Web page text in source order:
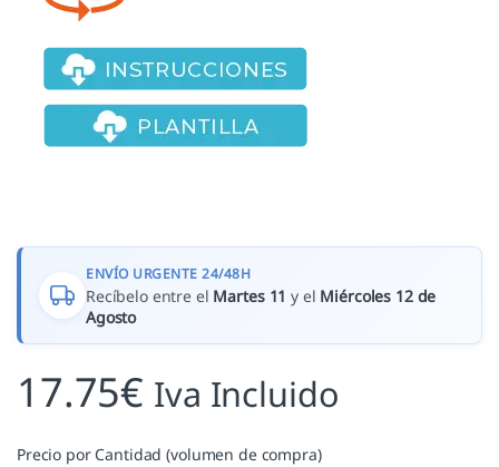
ENVÍO URGENTE 24/48H
Recíbelo entre el Martes 11 y el Miércoles 12 de
Agosto
17.75€ Iva Incluido
Precio por Cantidad (volumen de compra)